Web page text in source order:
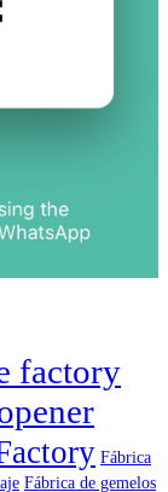
factory
Fábrica
Fábrica de gemelos